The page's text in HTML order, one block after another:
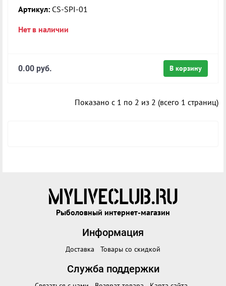
Артикул: CS-SPI-01
Нет в наличии
В корзину
0.00 руб.
Показано с 1 по 2 из 2 (всего 1 страниц)
Рыболовный интернет-магазин
Информация
Доставка Товары со скидкой
Служба поддержки